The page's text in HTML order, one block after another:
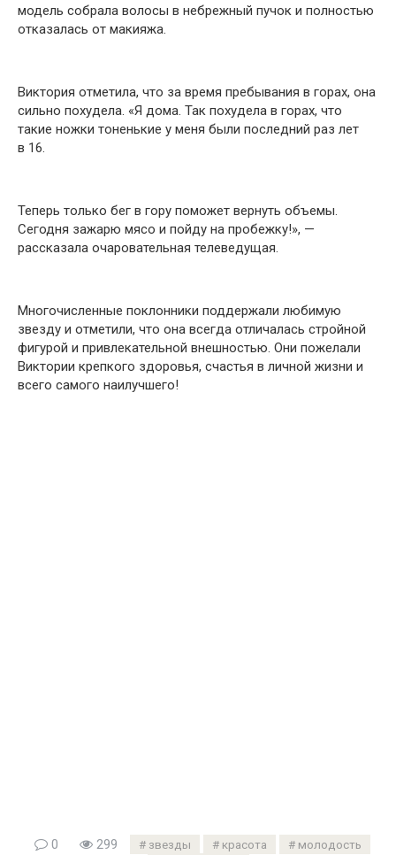
модель собрала волосы в небрежный пучок и полностью
отказалась от макияжа.
Виктория отметила, что за время пребывания в горах, она
сильно похудела. «Я дома. Так похудела в горах, что
такие ножки тоненькие у меня были последний раз лет
в 16.
Теперь только бег в гору поможет вернуть объемы.
Сегодня зажарю мясо и пойду на пробежку!», —
рассказала очаровательная телеведущая.
Многочисленные поклонники поддержали любимую
звезду и отметили, что она всегда отличалась стройной
фигурой и привлекательной внешностью. Они пожелали
Виктории крепкого здоровья, счастья в личной жизни и
всего самого наилучшего!
0 299 звезды красота
молодость